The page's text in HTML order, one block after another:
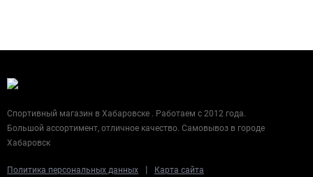
Спортивный магазин в Хабаровске . Работаем с 2012 года.
Большой ассортимент, отличное качество. Самовывоз в городе
Хабаровск
Политика персональных данных | Карта сайта